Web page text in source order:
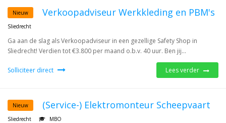
Nieuw Verkoopadviseur Werkkleding en PBM's
Sliedrecht
Ga aan de slag als Verkoopadviseur in een gezellige Safety Shop in
Sliedrecht! Verdien tot €3.800 per maand o.b.v. 40 uur. Ben jij...
Solliciteer direct Lees verder
Nieuw (Service-) Elektromonteur Scheepvaart
Sliedrecht MBO